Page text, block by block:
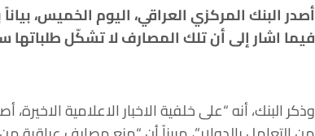
أصدر البنك المركزي العراقي، اليوم الخميس،
فيما اشار إلى أن تلك المصارف لا تشكّل طلباتها سوى 8% من مجموع التحويلات
وذكر البنك، أنه “على خلفية الاخبار الاعلامية